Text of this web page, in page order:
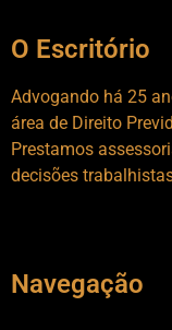
O Escritório
Advogando há 25
área de Direito
Prestamos
decisões
Navegação